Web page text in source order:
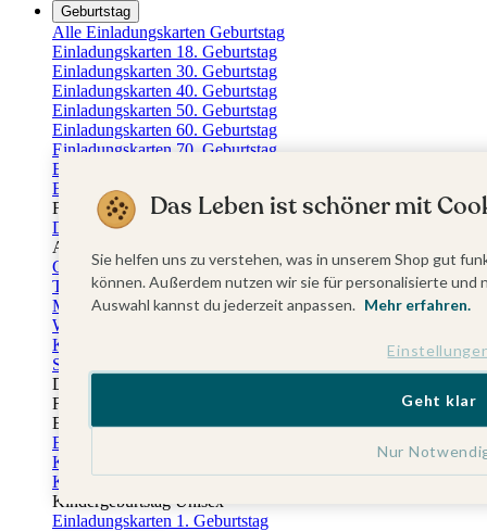
Geburtstag
Alle Einladungskarten Geburtstag
Einladungskarten 18. Geburtstag
Einladungskarten 30. Geburtstag
Einladungskarten 40. Geburtstag
Einladungskarten 50. Geburtstag
Einladungskarten 60. Geburtstag
Einladungskarten 70. Geburtstag
Einladungskarten 80. Geburtstag
Einladungskarten 90. Geburtstag
Für jedes Alter
Doppelgeburtstag Einladungen
Alle Geburtstagsextras
Gästebücher Geburtstag
Tischkarten Geburtstag
Menükarten Geburtstag
Weinetiketten Geburtstag
Kartenbox Geburtstag
Save the Date Karten
Dankeskarten Geburtstag
Fotobuch Geburtstag
Eventplattform
Einladungskarten Kindergeburtstag
Kindergeburtstag Jungen
Kindergeburtstag Mädchen
Kindergeburtstag Unisex
Einladungskarten 1. Geburtstag
Das Leben ist schöner mit
Sie helfen uns zu verstehen, was in unserem Shop gut
können. Außerdem nutzen wir sie für personalisierte
Auswahl kannst du jederzeit anpassen. Mehr erfahren.
Nur
Geht klar